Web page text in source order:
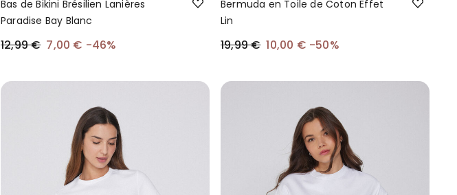
Bas de Bikini Brésilien Lanières
Paradise Bay Blanc
12,99 € 7,00 € -46%
Bermuda en Toile de Coton Effet
Lin
19,99 € 10,00 € -50%